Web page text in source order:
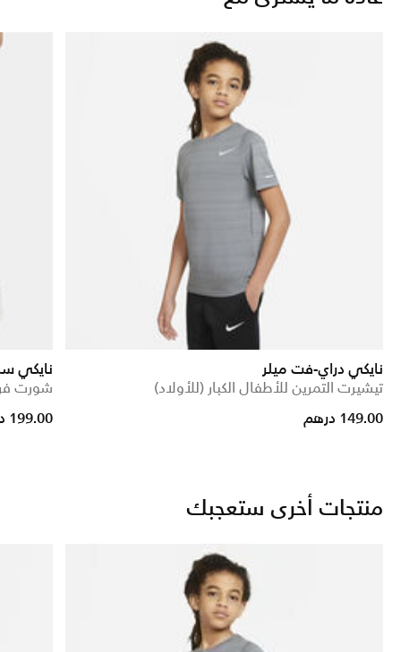
نايكي دراي-فت ميلر
تيشيرت التمرين للأطفال الكبار (للأولاد)
149.00 درهم
نايكي
شورت
199.00 درهم
منتجات أخرى ستعجبك